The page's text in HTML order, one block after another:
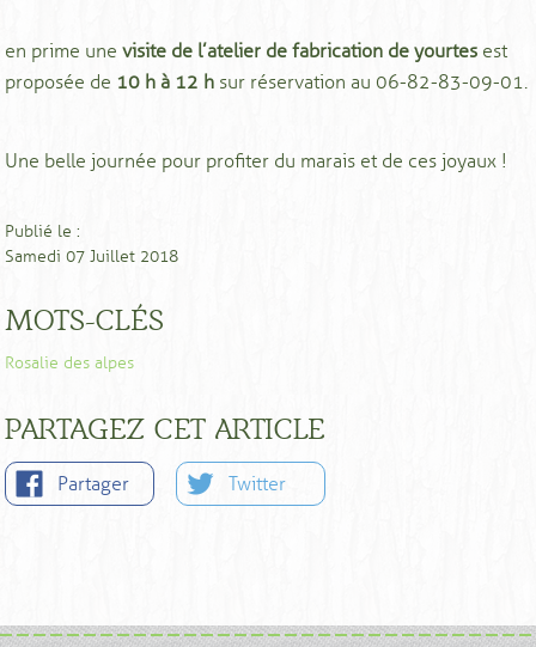
en prime unevisite de l’atelier de fabrication de yourtes est
proposée de 10 h à 12 h sur réservation au 06-82-83-09-01.
Une belle journée pour profiter du marais et de ces joyaux !
Publié le :
Samedi 07 Juillet 2018
MOTS-CLÉS
Rosalie des alpes
PARTAGEZ CET ARTICLE
Partager Twitter